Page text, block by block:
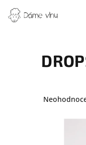
na
obsah
Průměrné
produktu